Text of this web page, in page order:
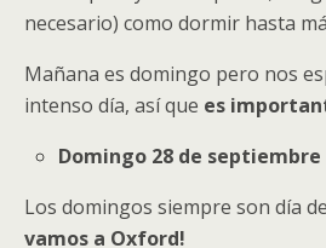
necesario) como dormir hasta
Mañana es domingo pero nos
intenso día, así que es
Domingo 28 de septiembre
Los domingos siempre son día
vamos a Oxford!